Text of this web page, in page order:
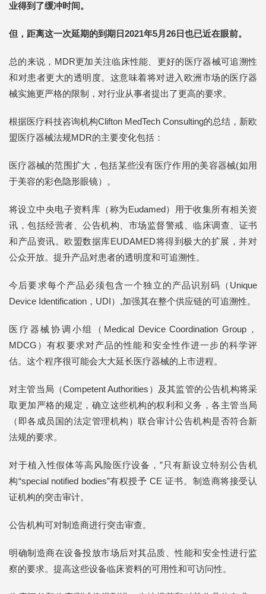
业得到了缓冲时间。
但，距离这一次延期的到期日2021年5月26日也已近在眼前。
总的来说，MDR更加关注临床性能、更好的医疗器械可追溯性
和对患者更大的透明度。这意味着将对进入欧洲市场的医疗器
械实施更严格的限制，对行业从事者提出了更高的要求。
根据医疗科技咨询机构Clifton MedTech Consulting的总结，新欧
盟医疗器械法规MDR的主要变化包括：
医疗器械的范围扩大，包括某些没有医疗作用的美容器械(如用
于美容的彩色隐形眼镜）。
将设立中央电子资料库（称为Eudamed）用于收集所有相关资
讯，包括经营者、公告机构、市场监督警戒、临床调查、证书
和产品资讯。欧盟数据库EUDAMED将得到极大的扩展，并对
公众开放。提升产品对患者的透明度和可追溯性。
今后要求每个产品必须包含一个独立的产品识别码（Unique
Device Identification，UDI）,加强其在整个供应链的可追溯性。
医疗器械协调小组（Medical Device Coordination Group，
MDCG）有权要求对产品的性能和安全性作进一步的科学评
估。这个程序很可能会大大延长医疗器械的上市进程。
对主管当局（Competent Authorities）及其监管的公告机构将采
取更加严格的规定，确立这些机构的权利和义务，各主管当局
（即各成员国的法定管理机构）联合审计公告机构是否符合新
法规的要求。
对于植入性假体等高风险医疗设备，”只有新设立特别公告机
构“special notified bodies”有权授予 CE 证书。制造商将接受认
证机构的突击审计。
公告机构可对制造商进行突击审查。
明确制造商在设备投放市场后对其品质、性能和安全性进行监
察的要求。提高这些设备临床资料的可用性和可访问性。